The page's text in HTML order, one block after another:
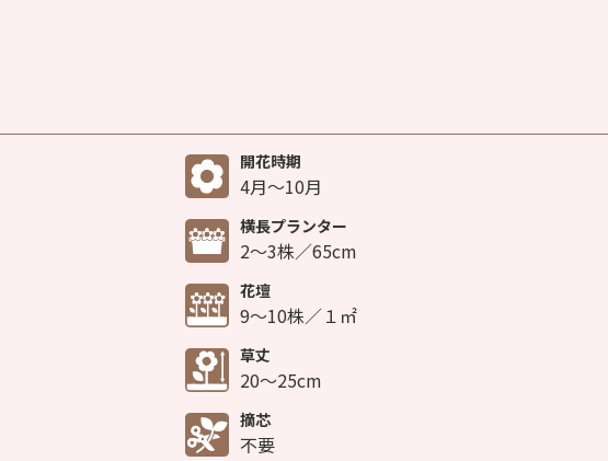
開花時期
4月～10月
横長プランター
2～3株／65cm
花壇
9～10株／１㎡
草丈
20～25cm
摘芯
不要